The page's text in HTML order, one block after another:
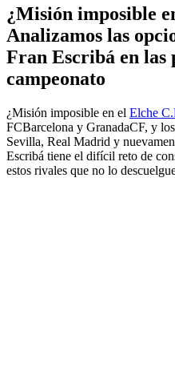
¿Misión imposible
Analizamos las
Fran Escribá en las
campeonato
¿Misión imposible en el Elche
FCBarcelona y GranadaCF, y
Sevilla, Real Madrid y
Escribá tiene el difícil reto de
estos rivales que no lo